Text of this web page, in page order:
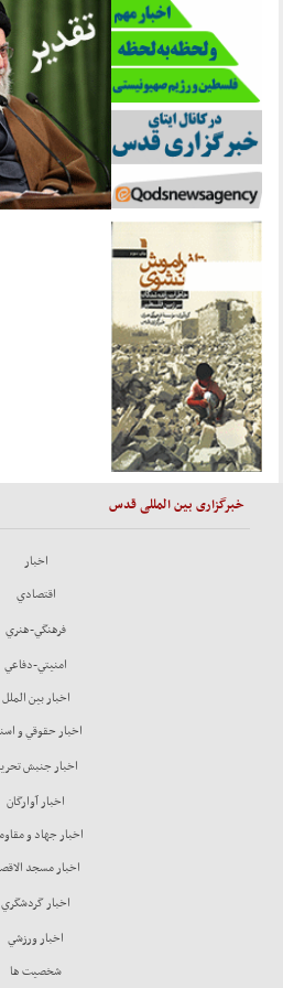
خبرگزاری بین المللی قدس
اخبار
اقتصادي
فرهنگي-هنري
امنيتي-دفاعي
اخبار بين الملل
اخبار حقوقي و
اخبار جنبش
اخبار آوارگان
اخبار جهاد و
اخبار مسجد
اخبار گردشگري
اخبار ورزشي
شخصيت ها